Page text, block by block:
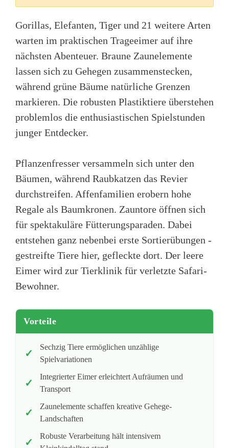
Gorillas, Elefanten, Tiger und 21 weitere Arten
warten im praktischen Trageeimer auf ihre
nächsten Abenteuer. Braune Zaunelemente
lassen sich zu Gehegen zusammenstecken,
während grüne Bäume natürliche Grenzen
markieren. Die robusten Plastiktiere überstehen
problemlos die enthusiastischen Spielstunden
junger Entdecker.
Pflanzenfresser versammeln sich unter den
Bäumen, während Raubkatzen das Revier
durchstreifen. Affenfamilien erobern hohe
Regale als Baumkronen. Zauntore öffnen sich
für spektakuläre Fütterungsparaden. Dabei
entstehen ganz nebenbei erste Sortierübungen -
gestreifte Tiere hier, gefleckte dort. Der leere
Eimer wird zur Tierklinik für verletzte Safari-
Bewohner.
Vorteile
Sechzig Tiere ermöglichen unzählige
Spielvariationen
Integrierter Eimer erleichtert Aufräumen und
Transport
Zaunelemente schaffen kreative Gehege-
Landschaften
Robuste Verarbeitung hält intensivem